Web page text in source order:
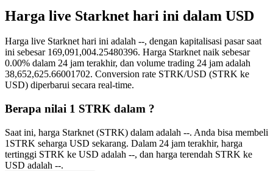
Harga live Starknet hari ini dalam USD
Harga live Starknet hari ini adalah --, dengan kapitalisasi pasar saat
ini sebesar 169,091,004.25480396. Harga Starknet naik sebesar
0.00% dalam 24 jam terakhir, dan volume trading 24 jam adalah
38,652,625.66001702. Conversion rate STRK/USD (STRK ke
USD) diperbarui secara real-time.
Berapa nilai 1 STRK dalam ?
Saat ini, harga Starknet (STRK) dalam adalah --. Anda bisa membeli
1STRK seharga USD sekarang. Dalam 24 jam terakhir, harga
tertinggi STRK ke USD adalah --, dan harga terendah STRK ke
USD adalah --.